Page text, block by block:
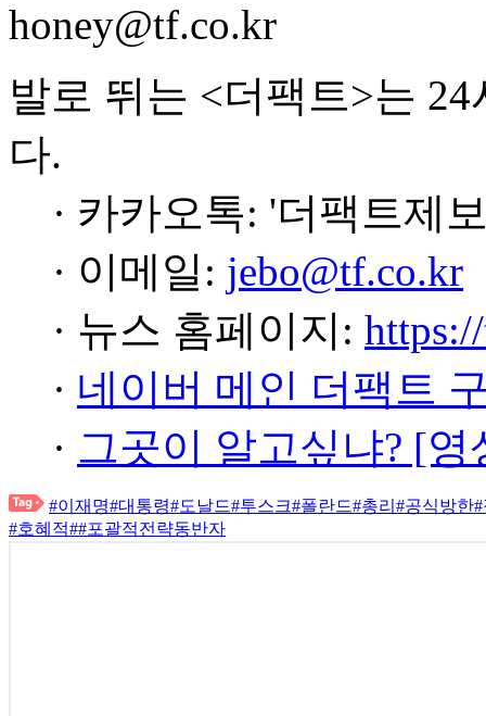
honey@tf.co.kr
발로 뛰는 <더팩트>는
다.
· 카카오톡: '더팩트제
· 이메일: jebo@tf.co.kr
· 뉴스 홈페이지:
· 네이버 메인 더팩트
· 그곳이 알고싶냐? [
#이재명#대통령#도날드#투스크#폴란드#총리 #공식방한
#호혜적##포괄적전략동반자